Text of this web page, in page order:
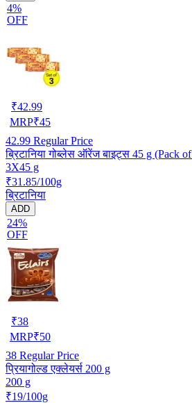
4%
OFF
₹42.99
MRP₹45
42.99 Regular Price
ब्रिटानिया गोब्लेस ऑरेंज बाइट्स 45 g (Pack
3X45 g
₹31.85/100g
ब्रिटानिया
ADD
24%
OFF
₹38
MRP₹50
38 Regular Price
प्रियागोल्ड एक्लेयर्स 200 g
200 g
₹19/100g